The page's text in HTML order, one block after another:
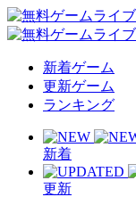
新着ゲーム
更新ゲーム
ランキング
新着
更新